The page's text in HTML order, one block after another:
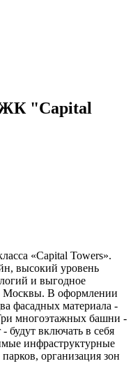
"Capital
«Capital Towers».
высокий уровень
и выгодное
Москвы. В оформлении
фасадных материала -
многоэтажных башни -
будут включать в себя
инфраструктурные
организация зон